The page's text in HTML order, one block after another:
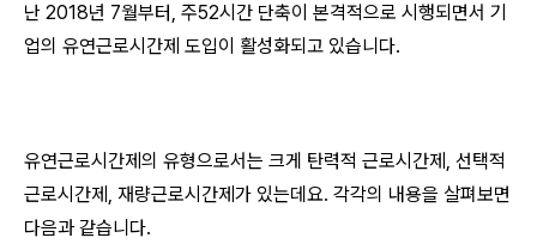
난 2018년 7월부터, 주52시간 단축이 본격적으로 시행되면서 기
업의 유연근로시간제 도입이 활성화되고 있습니다.
유연근로시간제의 유형으로서는 크게 탄력적 근로시간제, 선택적
근로시간제, 재량근로시간제가 있는데요. 각각의 내용을 살펴보면
다음과 같습니다.